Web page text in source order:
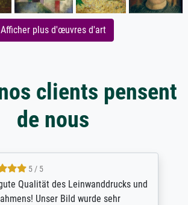
Afficher plus d'œuvres d'art
clients pensent
de nous
5 / 5
Qualität des Leinwanddrucks und
Unser Bild wurde sehr